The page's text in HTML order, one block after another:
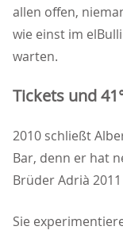
allen offen,
wie einst im
warten.
Tickets und
2010 schließt
Bar, denn er hat
Brüder Adrià
Sie